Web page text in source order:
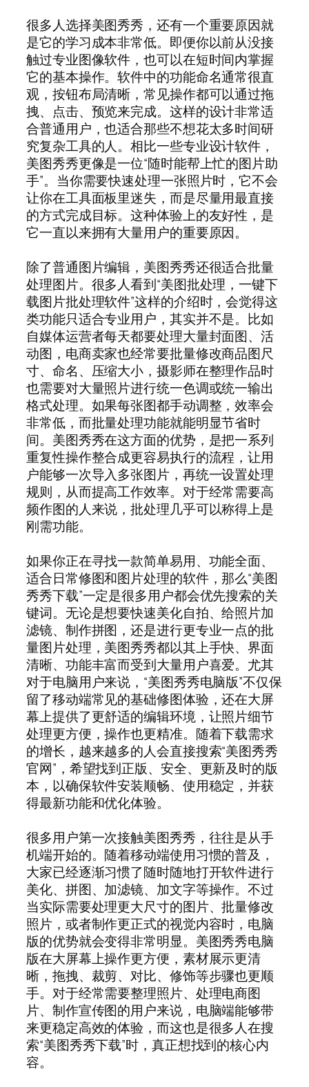
很多人选择美图秀秀，还有一个重要原因就
是它的学习成本非常低。即便你以前从没接
触过专业图像软件，也可以在短时间内掌握
它的基本操作。软件中的功能命名通常很直
观，按钮布局清晰，常见操作都可以通过拖
拽、点击、预览来完成。这样的设计非常适
合普通用户，也适合那些不想花太多时间研
究复杂工具的人。相比一些专业设计软件，
美图秀秀更像是一位“随时能帮上忙的图片助
手”。当你需要快速处理一张照片时，它不会
让你在工具面板里迷失，而是尽量用最直接
的方式完成目标。这种体验上的友好性，是
它一直以来拥有大量用户的重要原因。
除了普通图片编辑，美图秀秀还很适合批量
处理图片。很多人看到“美图批处理，一键下
载图片批处理软件”这样的介绍时，会觉得这
类功能只适合专业用户，其实并不是。比如
自媒体运营者每天都要处理大量封面图、活
动图，电商卖家也经常要批量修改商品图尺
寸、命名、压缩大小，摄影师在整理作品时
也需要对大量照片进行统一色调或统一输出
格式处理。如果每张图都手动调整，效率会
非常低，而批量处理功能就能明显节省时
间。美图秀秀在这方面的优势，是把一系列
重复性操作整合成更容易执行的流程，让用
户能够一次导入多张图片，再统一设置处理
规则，从而提高工作效率。对于经常需要高
频作图的人来说，批处理几乎可以称得上是
刚需功能。
如果你正在寻找一款简单易用、功能全面、
适合日常修图和图片处理的软件，那么“美图
秀秀下载”一定是很多用户都会优先搜索的关
键词。无论是想要快速美化自拍、给照片加
滤镜、制作拼图，还是进行更专业一点的批
量图片处理，美图秀秀都以其上手快、界面
清晰、功能丰富而受到大量用户喜爱。尤其
对于电脑用户来说，“美图秀秀电脑版”不仅保
留了移动端常见的基础修图体验，还在大屏
幕上提供了更舒适的编辑环境，让照片细节
处理更方便，操作也更精准。随着下载需求
的增长，越来越多的人会直接搜索“美图秀秀
官网”，希望找到正版、安全、更新及时的版
本，以确保软件安装顺畅、使用稳定，并获
得最新功能和优化体验。
很多用户第一次接触美图秀秀，往往是从手
机端开始的。随着移动端使用习惯的普及，
大家已经逐渐习惯了随时随地打开软件进行
美化、拼图、加滤镜、加文字等操作。不过
当实际需要处理更大尺寸的图片、批量修改
照片，或者制作更正式的视觉内容时，电脑
版的优势就会变得非常明显。美图秀秀电脑
版在大屏幕上操作更方便，素材展示更清
晰，拖拽、裁剪、对比、修饰等步骤也更顺
手。对于经常需要整理照片、处理电商图
片、制作宣传图的用户来说，电脑端能够带
来更稳定高效的体验，而这也是很多人在搜
索“美图秀秀下载”时，真正想找到的核心内
容。